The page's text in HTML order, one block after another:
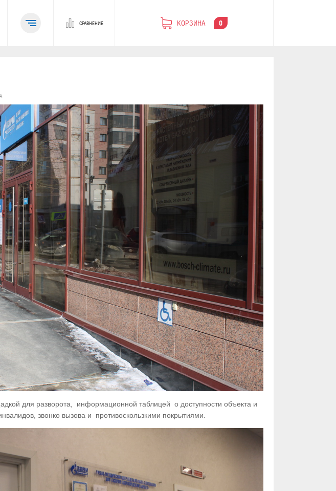
СРАВНЕНИЕ КОРЗИНА 0
для разворота, информационной таблицей о доступности объекта и
звонко вызова и противоскользкими покрытиями.